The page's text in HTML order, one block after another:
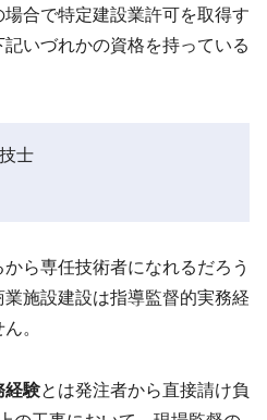
合で特定建設業許可を取得す
いづれかの資格を持っている
士
から専任技術者になれるだろう
施設建設は指導監督的実務経
。
経験とは発注者から直接請け負